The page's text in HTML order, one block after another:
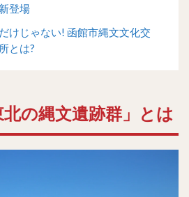
登場
けじゃない! 函館市縄文文化交
とは?
北の縄文遺跡群」とは